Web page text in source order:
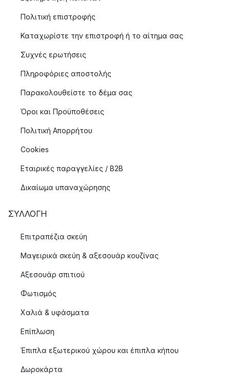
Πολιτική επιστροφής
Καταχωρίστε την επιστροφή ή το αίτημα σας
Συχνές ερωτήσεις
Πληροφόριες αποστολής
Παρακολουθείστε το δέμα σας
Όροι και Προϋποθέσεις
Πολιτική Απορρήτου
Cookies
Εταιρικές παραγγελίες / B2B
Δικαίωμα υπαναχώρησης
ΣΥΛΛΟΓΉ
Επιτραπέζια σκεύη
Μαγειρικά σκεύη & αξεσουάρ κουζίνας
Αξεσουάρ σπιτιού
Φωτισμός
Χαλιά & υφάσματα
Επίπλωση
Έπιπλα εξωτερικού χώρου και έπιπλα κήπου
Δωροκάρτα